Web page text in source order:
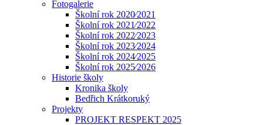
Fotogalerie
Školní rok 2020⁄2021
Školní rok 2021⁄2022
Školní rok 2022⁄2023
Školní rok 2023⁄2024
Školní rok 2024⁄2025
Školní rok 2025⁄2026
Historie školy
Kronika školy
Bedřich Krátkoruký
Projekty
PROJEKT RESPEKT 2025